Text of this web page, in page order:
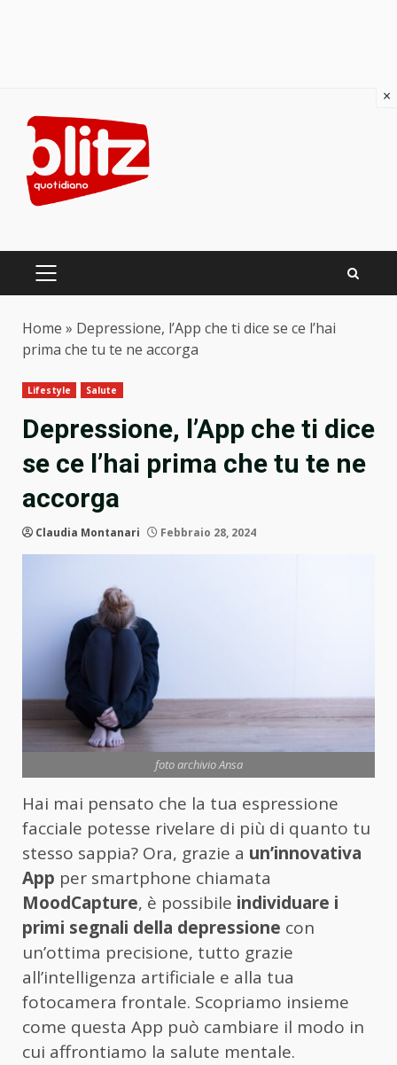
content
PRIMARY
Home » Depressione, l’App che ti dice se ce l’hai
prima che tu te ne accorga
Lifestyle Salute
Depressione, l’App che ti dice
se ce l’hai prima che tu te ne
accorga
Claudia Montanari Febbraio 28, 2024
foto archivio Ansa
Hai mai pensato che la tua espressione
facciale potesse rivelare di più di quanto tu
stesso sappia? Ora, grazie a un’innovativa
App per smartphone chiamata
MoodCapture, è possibile individuare i
primi segnali della depressione con
un’ottima precisione, tutto grazie
all’intelligenza artificiale e alla tua
fotocamera frontale. Scopriamo insieme
come questa App può cambiare il modo in
cui affrontiamo la salute mentale.
×